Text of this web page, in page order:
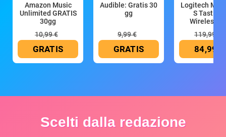
Amazon Music
Unlimited GRATIS
30gg
10,99 €
GRATIS
Audible: Gratis 30
gg
9,99 €
GRATIS
Logitech MX
S Tastiera
Wireless
119,99 €
84,99 €
Scelti dalla redazione